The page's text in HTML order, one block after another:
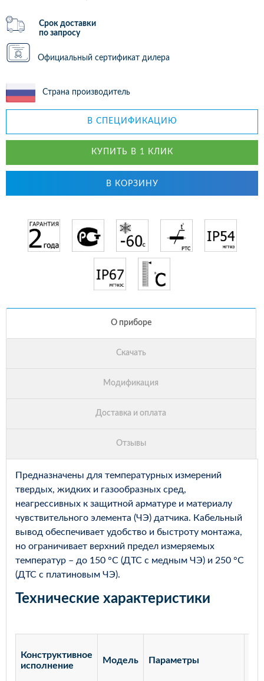
Срок доставки
по запросу
Официальный сертификат дилера
Страна производитель
В СПЕЦИФИКАЦИЮ
КУПИТЬ В 1 КЛИК
В КОРЗИНУ
Предназначены для температурных измерений
твердых, жидких и газообразных сред,
неагрессивных к защитной арматуре и материалу
чувствительного элемента (ЧЭ) датчика. Кабельный
вывод обеспечивает удобство и быстроту монтажа,
но ограничивает верхний предел измеряемых
температур – до 150 °С (ДТС с медным ЧЭ) и 250 °С
(ДТС с платиновым ЧЭ).
Технические характеристики
Конструктивное
исполнение
Модель Параметры